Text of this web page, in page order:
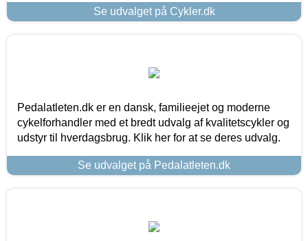
Se udvalget på Cykler.dk
Pedalatleten.dk er en dansk, familieejet og moderne
cykelforhandler med et bredt udvalg af kvalitetscykler og
udstyr til hverdagsbrug. Klik her for at se deres udvalg.
Se udvalget på Pedalatleten.dk